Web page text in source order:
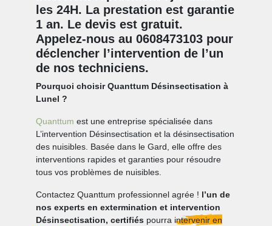
les 24H. La prestation est garantie
1 an. Le devis est gratuit.
Appelez-nous au 0608473103 pour
déclencher l’intervention de l’un
de nos techniciens.
Pourquoi choisir Quanttum Désinsectisation à
Lunel ?
Quanttum est une entreprise spécialisée dans
L’intervention Désinsectisation et la désinsectisation
des nuisibles. Basée dans le Gard, elle offre des
interventions rapides et garanties pour résoudre
tous vos problèmes de nuisibles.
Contactez Quanttum professionnel agrée ! l’un de
nos experts en extermination et intervention
Désinsectisation, certifiés pourraintervenir en